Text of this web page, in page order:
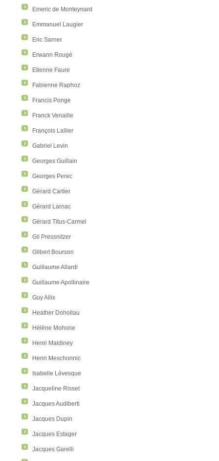
Emeric de Monteynard
Emmanuel Laugier
Eric Sarner
Erwann Rougé
Etienne Faure
Fabienne Raphoz
Francis Ponge
Franck Venaille
François Lallier
Gabriel Levin
Georges Guillain
Georges Perec
Gérard Cartier
Gérard Larnac
Gérard Titus-Carmel
Gil Pressnitzer
Gilbert Bourson
Guillaume Allardi
Guillaume Apollinaire
Guy Allix
Heather Dohollau
Hélène Mohone
Henri Maldiney
Henri Meschonnic
Isabelle Lévesque
Jacqueline Risset
Jacques Audiberti
Jacques Dupin
Jacques Estager
Jacques Garelli